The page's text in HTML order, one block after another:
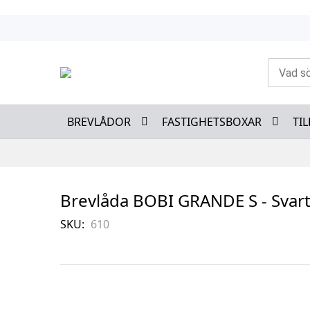
BREVLÅDOR FASTIGHETSBOXAR
Brevlåda BOBI GRANDE S -
SKU 610